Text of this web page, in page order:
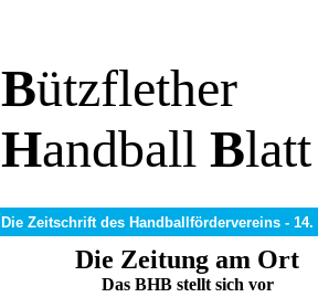
Bützflether
Handball Blatt
Die Zeitschrift des Handballfördervereins -
Die Zeitung am Ort
Das BHB stellt sich vor